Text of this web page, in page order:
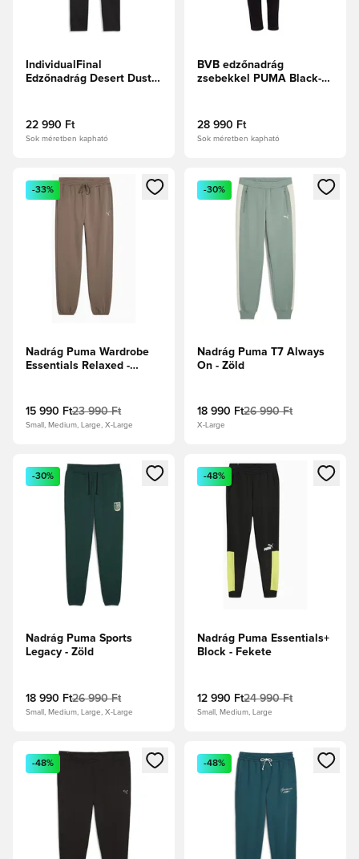
IndividualFinal
Edzőnadrág Desert Dust-
22 990 Ft
Sok méretben kapható
BVB edzőnadrág
zsebekkel PUMA Black-
28 990 Ft
Sok méretben kapható
Megnyit egy modált a bejelentkezéshez vagy a tagként
-33%
Nadrág Puma Wardrobe
Essentials Relaxed -
15 990 Ft23 990 Ft
Small, Medium, Large, X-Large
Megnyit egy modált a
-30%
Nadrág Puma T7 Always
On - Zöld
18 990 Ft26 990 Ft
X-Large
Megnyit egy modált a bejelentkezéshez vagy a tagként
-30%
Nadrág Puma Sports
Legacy - Zöld
18 990 Ft26 990 Ft
Small, Medium, Large, X-Large
Megnyit egy modált a
-48%
Nadrág Puma Essentials+
Block - Fekete
12 990 Ft24 990 Ft
Small, Medium, Large
Megnyit egy modált a bejelentkezéshez vagy a tagként
-48%
Megnyit egy modált a
-48%